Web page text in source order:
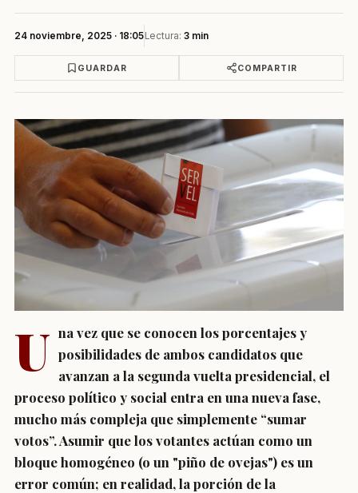
24 noviembre, 2025 · 18:05Lectura: 3 min
GUARDAR COMPARTIR
U na vez que se conocen los porcentajes y
posibilidades de ambos candidatos que
avanzan a la segunda vuelta presidencial, el
proceso político y social entra en una nueva fase,
mucho más compleja que simplemente “sumar
votos”. Asumir que los votantes actúan como un
bloque homogéneo (o un "piño de ovejas") es un
error común; en realidad, la porción de la